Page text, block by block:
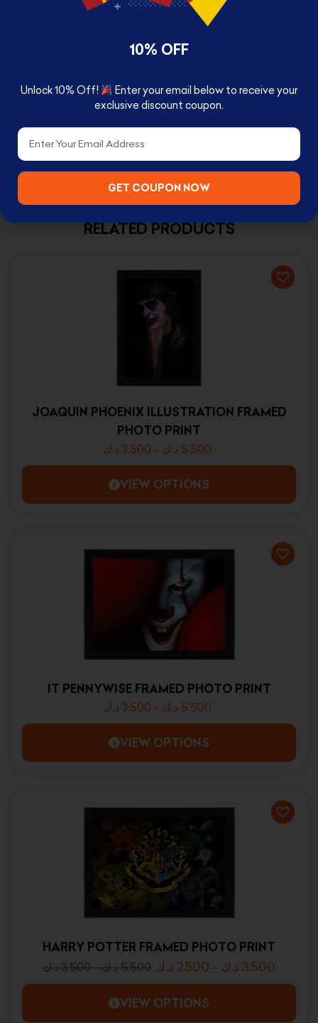
33 x 43 cm Large
RELATED PRODUCTS
JOAQUIN PHOENIX ILLUSTRATION FRAMED
PHOTO PRINT
3.500 د.ك - 5.500 د.ك
VIEW OPTIONS
IT PENNYWISE FRAMED PHOTO PRINT
3.500 د.ك - 5.500 د.ك
VIEW OPTIONS
HARRY POTTER FRAMED PHOTO PRINT
3.500 د.ك - 5.500 د.ك 2.500 د.ك - 3.500 د.ك
VIEW OPTIONS
10% OFF
Unlock 10% Off!
Enter your email below to receive your
exclusive discount coupon.
Email
GET COUPON NOW